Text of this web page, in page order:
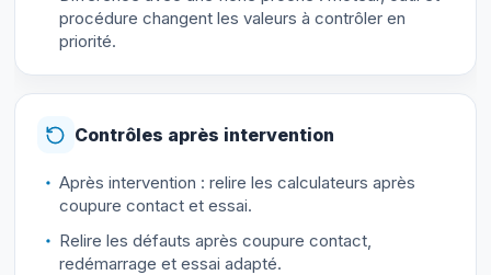
procédure changent les valeurs à contrôler en
priorité.
Contrôles après intervention
Après intervention : relire les calculateurs après
coupure contact et essai.
Relire les défauts après coupure contact,
redémarrage et essai adapté.